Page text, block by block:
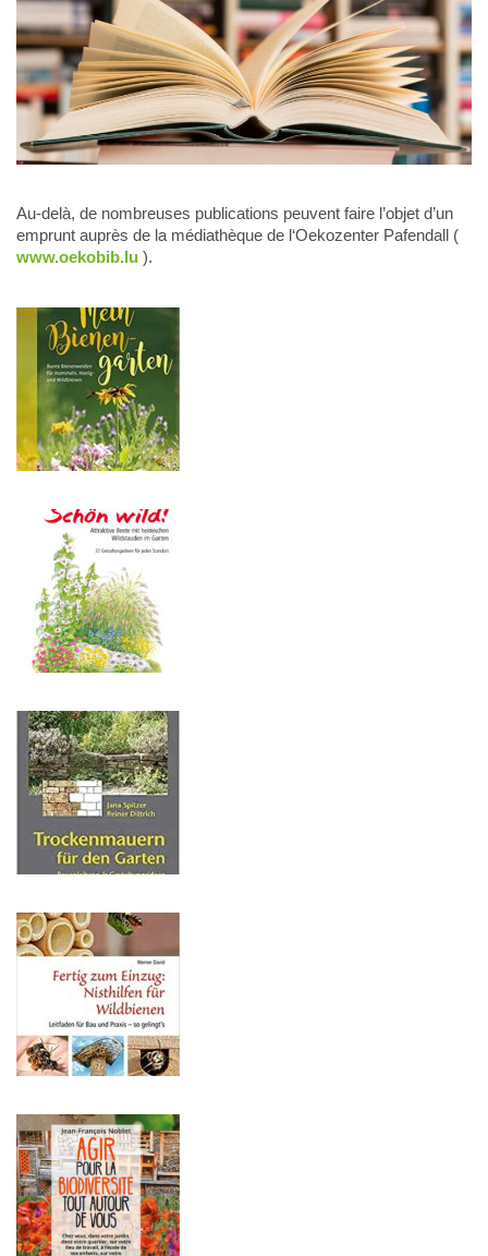
Au-delà, de nombreuses publications peuvent faire l’objet d’un
emprunt auprès de la médiathèque de l‘Oekozenter Pafendall (
www.oekobib.lu ).